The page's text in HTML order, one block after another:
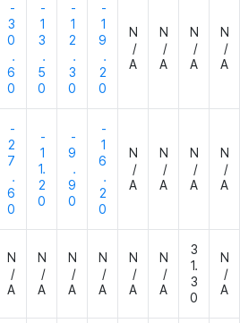
-
3
0
.
6
0
-
1
3
.
5
0
-
1
2
.
3
0
-
1
9
.
2
0
N
/
A
N
/
A
N
/
A
N
/
A
-
2
7
.
6
0
-
1
1.
2
0
-
9
.
9
0
-
1
6
.
2
0
N
/
A
N
/
A
N
/
A
N
/
A
N
/
A
N
/
A
N
/
A
N
/
A
N
/
A
N
/
A
3
1.
3
0
N
/
A